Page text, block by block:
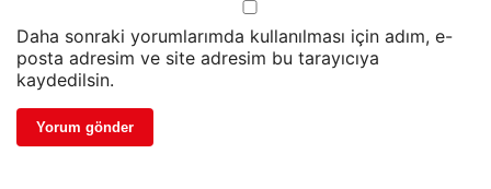
Daha sonraki yorumlarımda kullanılması için adım, e-
posta adresim ve site adresim bu tarayıcıya
kaydedilsin.